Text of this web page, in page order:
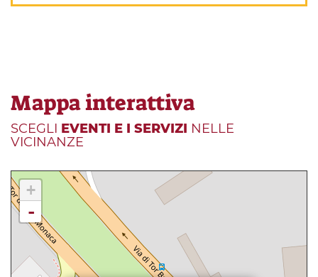
Mappa interattiva
SCEGLI EVENTI E I SERVIZI NELLE
VICINANZE
+
-